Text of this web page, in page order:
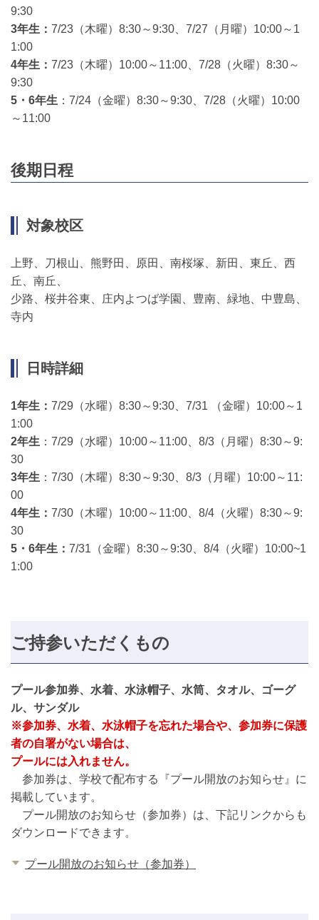
9:30
3年生： 7/23（木曜）8:30～9:30、7/27（月曜）10:00～1
1:00
4年生： 7/23（木曜）10:00～11:00、7/28（火曜）8:30～
9:30
5・6年生 ：7/24（金曜）8:30～9:30、7/28（火曜）10:00
～11:00
後期日程
対象校区
上野、刀根山、熊野田、原田、南桜塚、新田、東丘、西
丘、南丘、
少路、桜井谷東、庄内よつば学園、豊南、緑地、中豊島、
寺内
日時詳細
1年生： 7/29（水曜）8:30～9:30、7/31 （金曜）10:00～1
1:00
2年生 ：7/29（水曜）10:00～11:00、8/3（月曜）8:30～9:
30
3年生 ：7/30（木曜）8:30～9:30、8/3（月曜）10:00～11:
00
4年生： 7/30（木曜）10:00～11:00、8/4（火曜）8:30～9:
30
5・6年生： 7/31（金曜）8:30～9:30、8/4（火曜）10:00~1
1:00
ご持参いただくもの
プール参加券、水着、水泳帽子、水筒、タオル、ゴーグ
ル、サンダル
※参加券、水着、水泳帽子を忘れた場合や、参加券に保護
者の自署がない場合は、
プールには入れません。
参加券は、学校で配布する『プール開放のお知らせ』に
掲載しています。
プール開放のお知らせ（参加券）は、下記リンクからも
ダウンロードできます。
プール開放のお知らせ（参加券）